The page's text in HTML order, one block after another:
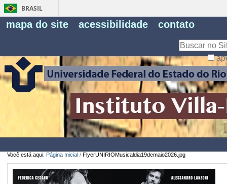
BRASIL
mapa do site acessibilidade contato
Você está aqui: Página Inicial / FlyerUNIRIOMusicaldia19demaio2026.jpg